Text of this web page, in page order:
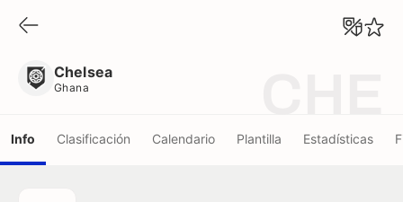
Chelsea
Ghana
Info Clasificación Calendario Plantilla Estadísticas